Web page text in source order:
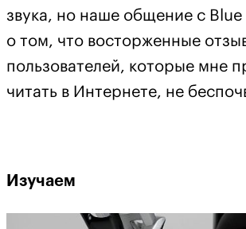
звука, но наше общение с Blue
о том, что восторженные
пользователей, которые мне
читать в Интернете, не
Изучаем